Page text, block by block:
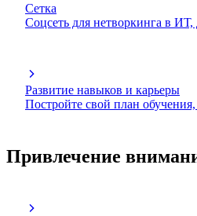
Сетка
Соцсеть для нетворкинга в
Развитие навыков и карьеры
Постройте свой план
Привлечение